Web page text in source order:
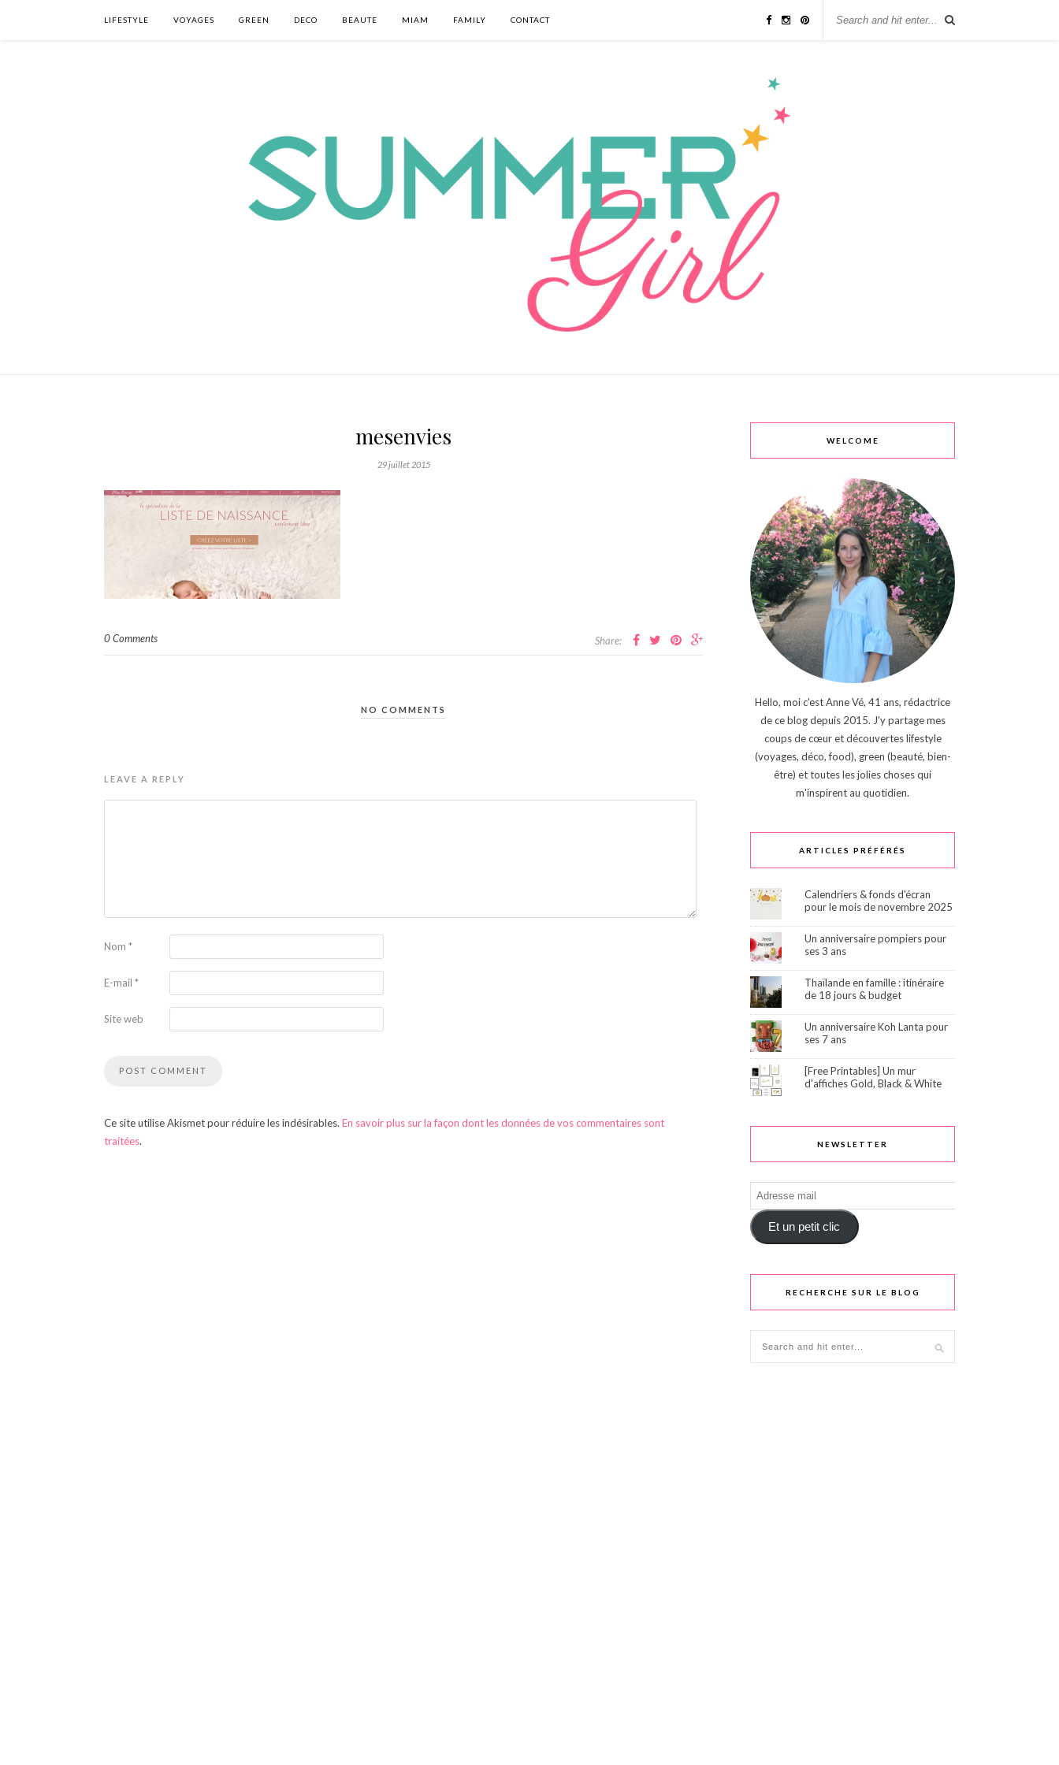
LIFESTYLE VOYAGES GREEN DECO BEAUTE MIAM FAMILY CONTACT
mesenvies
29 juillet 2015
0 Comments Share:
NO COMMENTS
LEAVE A REPLY
Nom *
E-mail *
Site web
Ce site utilise Akismet pour réduire les indésirables. En savoir plus sur la façon dont les données de vos commentaires sont
traitées.
WELCOME
Hello, moi c'est Anne Vé, 41 ans, rédactrice
de ce blog depuis 2015. J'y partage mes
coups de cœur et découvertes lifestyle
(voyages, déco, food), green (beauté, bien-
être) et toutes les jolies choses qui
m'inspirent au quotidien.
ARTICLES PRÉFÉRÉS
Calendriers & fonds d'écran
pour le mois de novembre 2025
Un anniversaire pompiers pour
ses 3 ans
Thaïlande en famille : itinéraire
de 18 jours & budget
Un anniversaire Koh Lanta pour
ses 7 ans
[Free Printables] Un mur
d'affiches Gold, Black & White
NEWSLETTER
Adresse
mail
Et un petit clic
RECHERCHE SUR LE BLOG